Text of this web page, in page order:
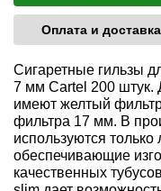
Оплата и доставка
Сигаретные гильзы
7 мм Cartel 200 штук.
имеют желтый
фильтра 17 мм. В
используются
обеспечивающие
качественных